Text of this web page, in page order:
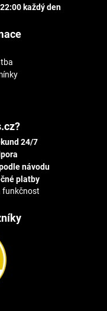
každý den
24/7
návodu
platby
funkčnost